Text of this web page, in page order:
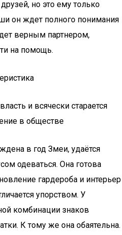
но это ему только
он ждет полного понимания
верным партнером,
на помощь.
и всячески старается
в обществе
в год Змеи, удаётся
одеваться. Она готова
гардероба и интерьер
упорством. У
комбинации знаков
К тому же она обаятельна.